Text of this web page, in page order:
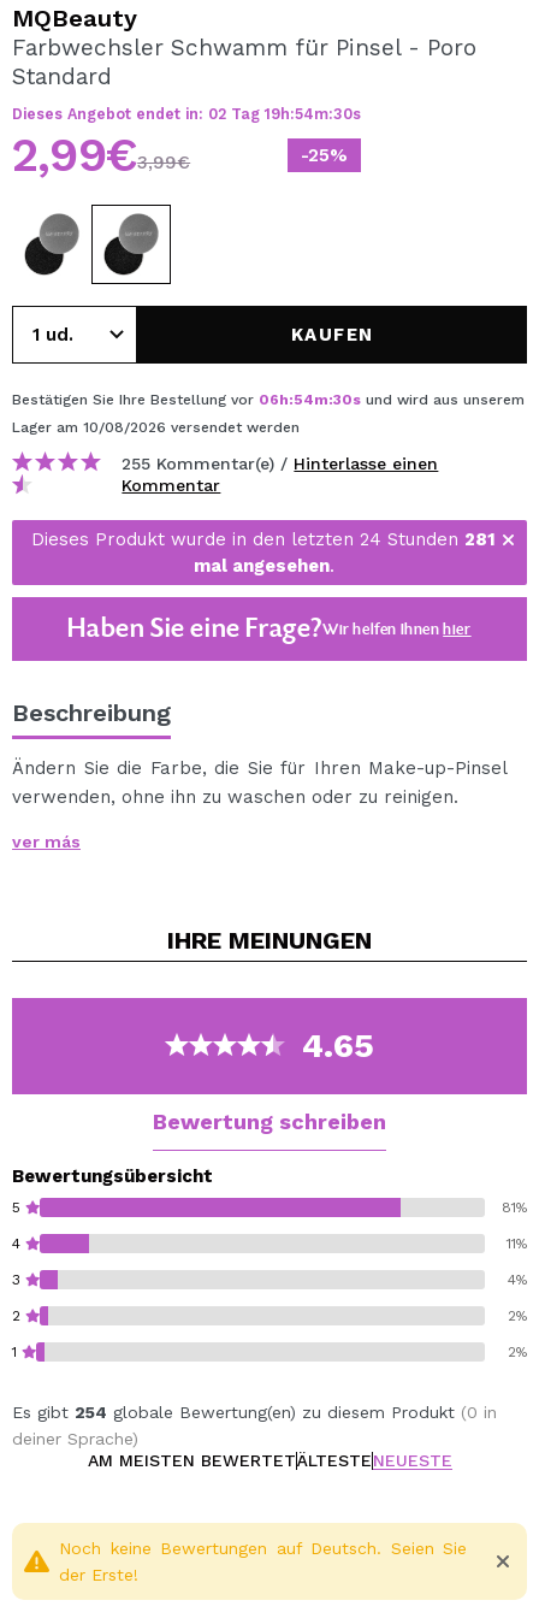
REGISTRIEREN
Durch die Erstellung eines Kontos bei Maquillalia.de
können Sie Ihre Einkäufe schnell tätigen, den Status Ihrer
einsehen.
BENUTZERKONTO ERSTELLEN
MQBeauty
Farbwechsler Schwamm für Pinsel - Poro
Standard
Dieses Angebot endet in: 02 Tag 19h:54m:30s
-25%
2,99€3,99€
KAUFEN
Bestätigen Sie Ihre Bestellung vor 06h:54m:30s und wird aus unserem
Lager am 10/08/2026 versendet werden
255 Kommentar(e) / Hinterlasse einen
Kommentar
Dieses Produkt wurde in den letzten 24 Stunden 281
mal angesehen.
Haben Sie eine Frage?Wir helfen Ihnenhier
Beschreibung
Ändern Sie die Farbe, die Sie für Ihren Make-up-Pinsel
verwenden, ohne ihn zu waschen oder zu reinigen.
und er kann eine andere Farbe verwenden.
umgedreht werden.
Puderprodukte wie Lidschatten.
ver más
IHRE MEINUNGEN
4.65
Bewertung schreiben
Bewertungsübersicht
5 81%
4 11%
3 4%
2 2%
1 2%
Es gibt 254 globale Bewertung(en) zu diesem Produkt (0 in
deiner Sprache)
AM MEISTEN BEWERTETÄLTESTENEUESTE
Noch keine Bewertungen auf Deutsch. Seien Sie
der Erste!